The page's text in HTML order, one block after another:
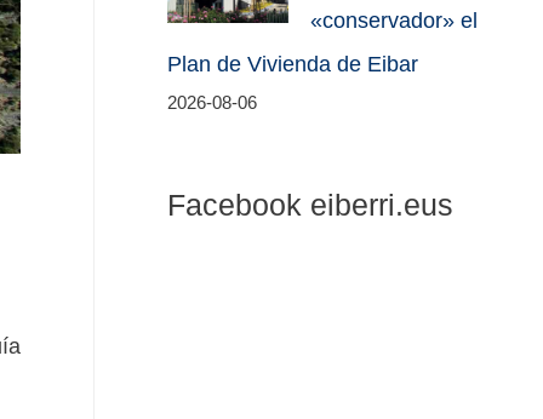
«conservador» el
Plan de Vivienda de Eibar
2026-08-06
Facebook eiberri.eus